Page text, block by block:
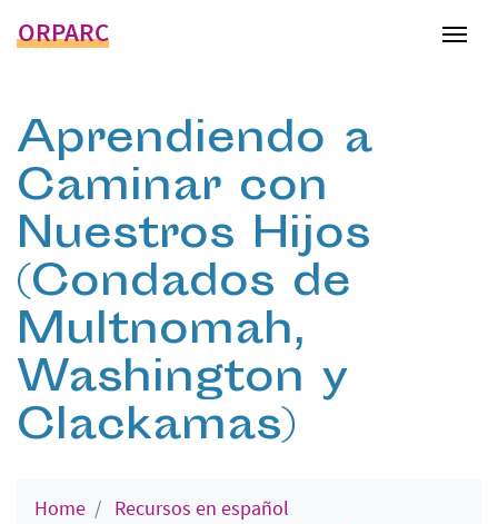
ORPARC
Aprendiendo a
Caminar con
Nuestros Hijos
(Condados de
Multnomah,
Washington y
Clackamas)
Home
Recursos en español